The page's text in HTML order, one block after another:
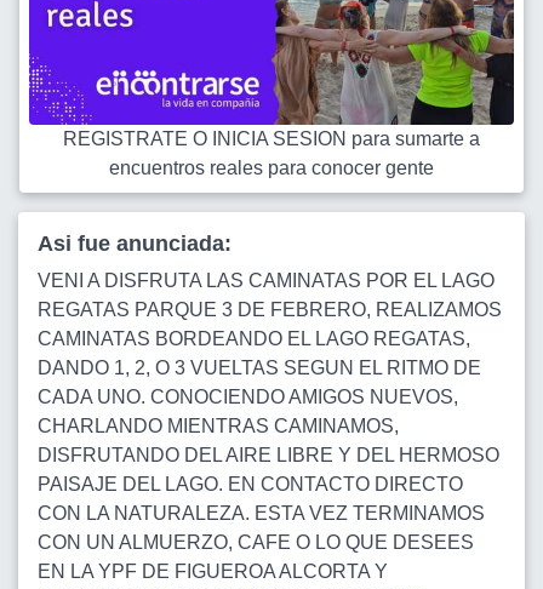
REGISTRATE O INICIA SESION para sumarte a
encuentros reales para conocer gente
Asi fue anunciada:
VENI A DISFRUTA LAS CAMINATAS POR EL LAGO
REGATAS PARQUE 3 DE FEBRERO, REALIZAMOS
CAMINATAS BORDEANDO EL LAGO REGATAS,
DANDO 1, 2, O 3 VUELTAS SEGUN EL RITMO DE
CADA UNO. CONOCIENDO AMIGOS NUEVOS,
CHARLANDO MIENTRAS CAMINAMOS,
DISFRUTANDO DEL AIRE LIBRE Y DEL HERMOSO
PAISAJE DEL LAGO. EN CONTACTO DIRECTO
CON LA NATURALEZA. ESTA VEZ TERMINAMOS
CON UN ALMUERZO, CAFE O LO QUE DESEES
EN LA YPF DE FIGUEROA ALCORTA Y